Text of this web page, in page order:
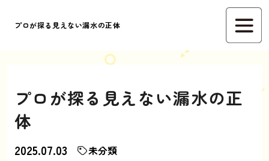
プロが探る見えない漏水の正体
プロが探る見えない漏水の正
体
2025.07.03 未分類